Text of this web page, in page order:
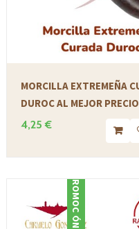
MORCILLA EXTREMEÑA
DUROC AL MEJOR PRECIO
4,25 €
PROMOCIÓN